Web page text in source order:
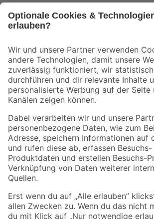
Der toom Newsletter: Keine Angebote und Aktionen
Zur Newsletter Anmeldung
Folge uns
Zahlungsarten
Sicher einkaufen